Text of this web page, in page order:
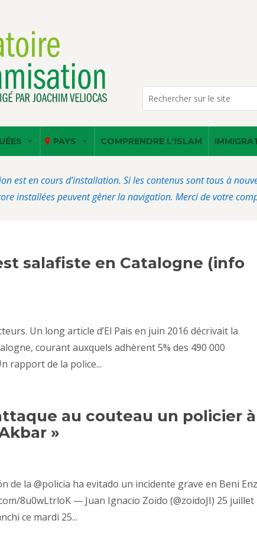
PAYS COMPRENDRE L'ISLAM
est en cours d’installation. Si les contenus sont tous à
installées peuvent gêner la navigation. Merci de votre
salafiste en Catalogne (info
Un long article d’El Pais en juin 2016 décrivait la
courant auxquels adhèrent 5% des 490 000
rapport de la police...
au couteau un policier à
»
de la @policia ha evitado un incidente grave en Beni
8u0wLtrloK — Juan Ignacio Zoido (@zoidoJI) 25 juillet
ce mardi 25...